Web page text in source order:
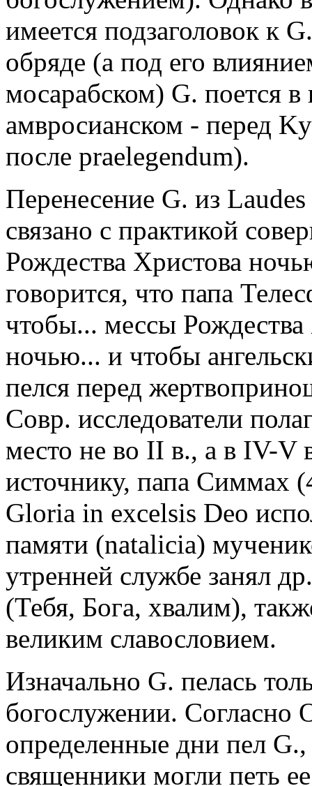
имеется подзаголовок к
обряде (а под его
мосарабском) G. поется
амвросианском - перед
после praelegendum).
Перенесение G. из
связано с практикой
Рождества Христова
говорится, что папа
чтобы... мессы
ночью... и чтобы
пелся перед
Совр. исследователи
место не во II в., а в IV-V
источнику, папа Симмах
Gloria in excelsis Deo
памяти (natalicia)
утренней службе занял
(Тебя, Бога, хвалим),
великим славословием.
Изначально G. пелась
богослужении. Согласно
определенные дни пел G.,
священники могли петь